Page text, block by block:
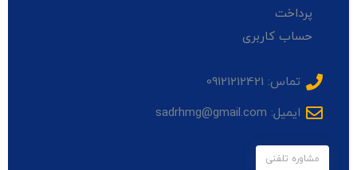
پرداخت
حساب کاربری
تماس: 09121212421
ایمیل: sadrhmg@gmail.com
مشاوره تلفنی